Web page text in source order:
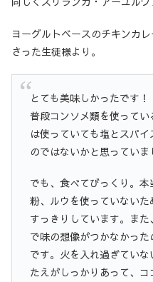
ヨーグルトベースのチキンカ
さった生徒様より。
とても美味しかったです！
普段コンソメ類を使って
は使っていても塩とスパ
のではないかと思っていま
でも、食べてびっくり。
粉、ルウを使っていない
すっきりしています。ま
で味の想像がつかなかっ
です。火を入れ過ぎてい
たえがしっかりあって、